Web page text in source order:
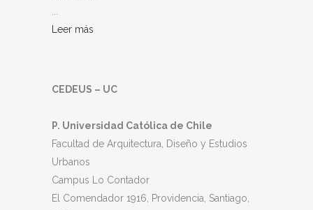
Leer más
CEDEUS – UC
P. Universidad Católica de Chile
Facultad de Arquitectura, Diseño y Estudios
Urbanos
Campus Lo Contador
El Comendador 1916, Providencia, Santiago,